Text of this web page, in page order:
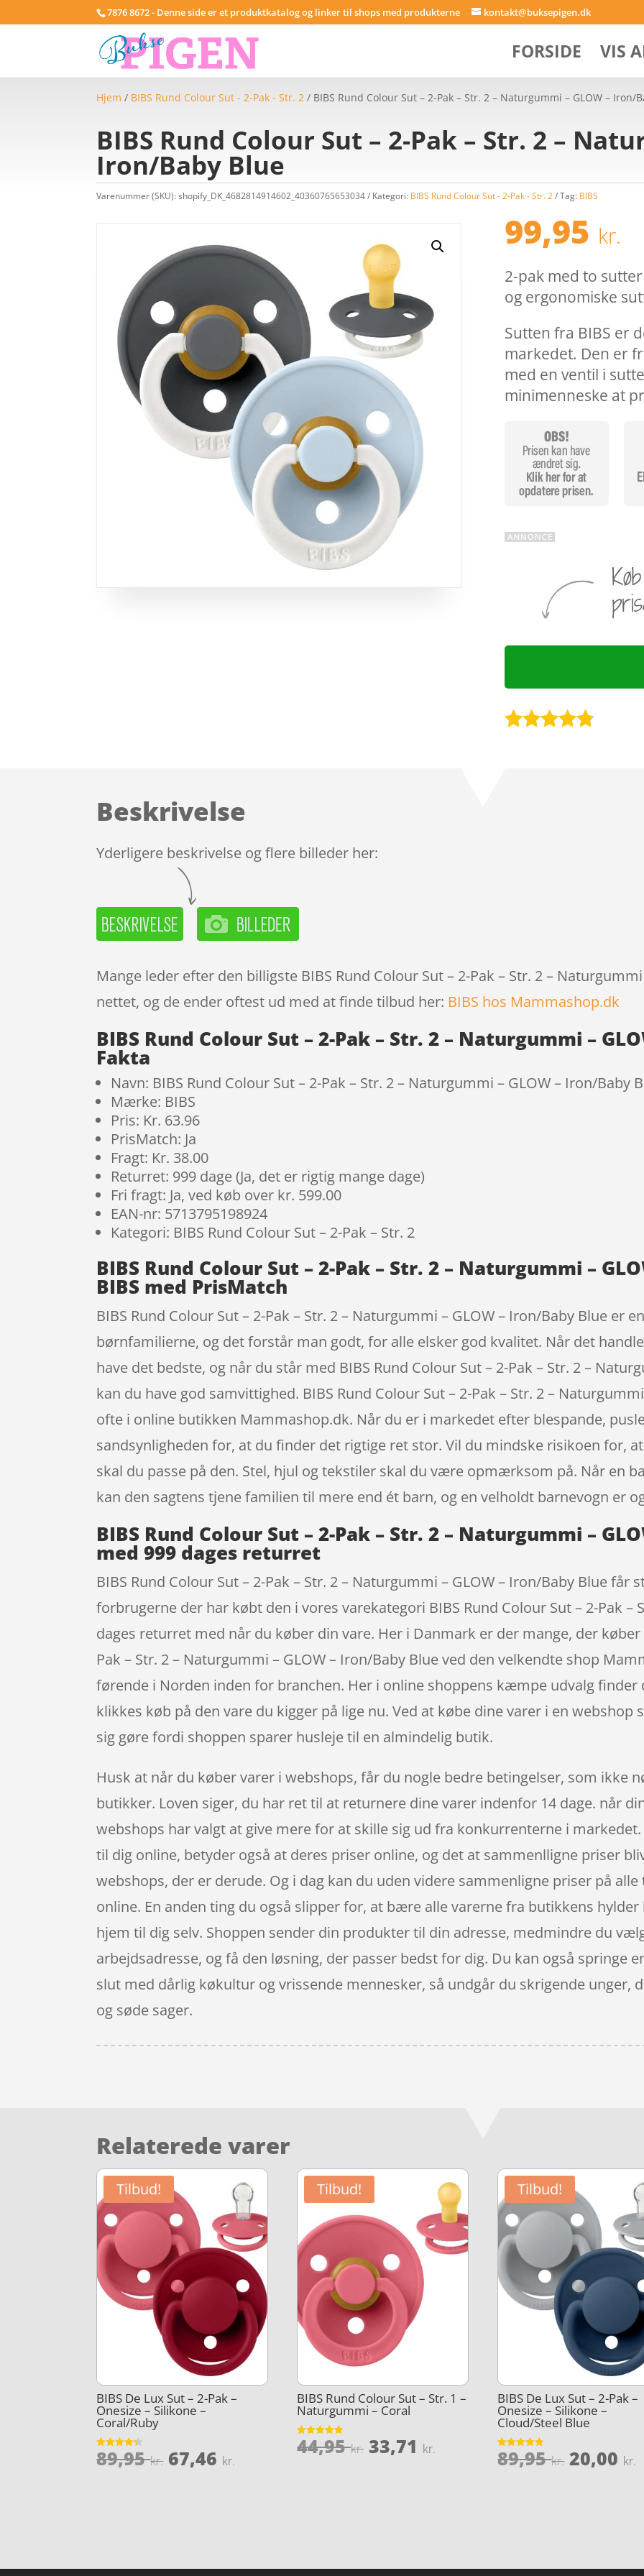
7876 8672 - Denne side er et produktkatalog og linker til shops med produkterne kontakt@buksepigen.dk
FORSIDE VIS
Hjem / BIBS Rund Colour Sut - 2-Pak - Str. 2 / BIBS Rund Colour Sut – 2-Pak – Str. 2 – Naturgummi – GLOW – Iron/
BIBS Rund Colour Sut – 2-Pak – Str. 2 –
Iron/Baby Blue
Varenummer (SKU):shopify_DK_4682814914602_40360765653034 Kategori: BIBS Rund Colour Sut - 2-Pak - Str. 2 Tag: BIBS
99,95 kr.
2-pak med to
og ergonomiske
Sutten fra BIBS er
markedet. Den er
med en ventil i
minimenneske at
Beskrivelse
Yderligere beskrivelse og flere billeder her:
Mange leder efter den billigste BIBS Rund Colour Sut – 2-Pak – Str. 2 –
nettet, og de ender oftest ud med at finde tilbud her: BIBS hos Mammashop.dk
BIBS Rund Colour Sut – 2-Pak – Str. 2 – Naturgummi –
Fakta
Navn: BIBS Rund Colour Sut – 2-Pak – Str. 2 – Naturgummi – GLOW – Iron/Baby
Mærke: BIBS
Pris: Kr. 63.96
PrisMatch: Ja
Fragt: Kr. 38.00
Returret: 999 dage (Ja, det er rigtig mange dage)
Fri fragt: Ja, ved køb over kr. 599.00
EAN-nr: 5713795198924
Kategori: BIBS Rund Colour Sut – 2-Pak – Str. 2
BIBS Rund Colour Sut – 2-Pak – Str. 2 – Naturgummi –
BIBS med PrisMatch
BIBS Rund Colour Sut – 2-Pak – Str. 2 – Naturgummi – GLOW – Iron/Baby Blue er
børnfamilierne, og det forstår man godt, for alle elsker god kvalitet. Når det
have det bedste, og når du står med BIBS Rund Colour Sut – 2-Pak – Str. 2 –
kan du have god samvittighed. BIBS Rund Colour Sut – 2-Pak – Str. 2 –
ofte i online butikken Mammashop.dk. Når du er i markedet efter blespande,
sandsynligheden for, at du finder det rigtige ret stor. Vil du mindske risikoen for,
skal du passe på den. Stel, hjul og tekstiler skal du være opmærksom på. Når en
kan den sagtens tjene familien til mere end ét barn, og en velholdt barnevogn er
BIBS Rund Colour Sut – 2-Pak – Str. 2 – Naturgummi –
med 999 dages returret
BIBS Rund Colour Sut – 2-Pak – Str. 2 – Naturgummi – GLOW – Iron/Baby Blue
forbrugerne der har købt den i vores varekategori BIBS Rund Colour Sut – 2-Pak –
dages returret med når du køber din vare. Her i Danmark er der mange, der køber
Pak – Str. 2 – Naturgummi – GLOW – Iron/Baby Blue ved den velkendte shop
førende i Norden inden for branchen. Her i online shoppens kæmpe udvalg finder
klikkes køb på den vare du kigger på lige nu. Ved at købe dine varer i en webshop
sig gøre fordi shoppen sparer husleje til en almindelig butik.
Husk at når du køber varer i webshops, får du nogle bedre betingelser, som ikke
butikker. Loven siger, du har ret til at returnere dine varer indenfor 14 dage. når
webshops har valgt at give mere for at skille sig ud fra konkurrenterne i
til dig online, betyder også at deres priser online, og det at sammenlligne priser
webshops, der er derude. Og i dag kan du uden videre sammenligne priser på
online. En anden ting du også slipper for, at bære alle varerne fra butikkens
hjem til dig selv. Shoppen sender din produkter til din adresse, medmindre du
arbejdsadresse, og få den løsning, der passer bedst for dig. Du kan også springe
slut med dårlig køkultur og vrissende mennesker, så undgår du skrigende unger,
og søde sager.
Relaterede varer
Tilbud!
BIBS De Lux Sut – 2-Pak –
Onesize – Silikone –
Coral/Ruby
Vurderet
4.3
89,95kr. Den
oprindelige
67,46 kr.
Tilbud!
BIBS Rund Colour Sut – Str. 1 –
Naturgummi – Coral
Vurderet
4.9
44,95kr. Den
oprindelige
33,71 kr.
aktuelle
Tilbud!
BIBS De Lux Sut – 2-Pak –
Onesize – Silikone –
Cloud/Steel Blue
Vurderet
4.8
89,95kr. Den
20,00 kr.